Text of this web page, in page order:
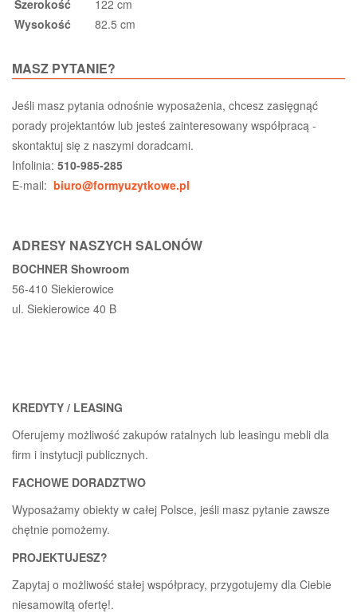
Szerokość
122 cm
Wysokość
82.5 cm
MASZ PYTANIE?
Jeśli masz pytania odnośnie wyposażenia, chcesz zasięgnąć
porady projektantów lub jesteś zainteresowany współpracą -
skontaktuj się z naszymi doradcami.
Infolinia: 510-985-285
E-mail: biuro@formyuzytkowe.pl
ADRESY NASZYCH SALONÓW
BOCHNER Showroom
56-410 Siekierowice
ul. Siekierowice 40 B
KREDYTY / LEASING
Oferujemy możliwość zakupów ratalnych lub leasingu mebli dla
firm i instytucji publicznych.
FACHOWE DORADZTWO
Wyposażamy obiekty w całej Polsce, jeśli masz pytanie zawsze
chętnie pomożemy.
PROJEKTUJESZ?
Zapytaj o możliwość stałej współpracy, przygotujemy dla Ciebie
niesamowitą ofertę!.